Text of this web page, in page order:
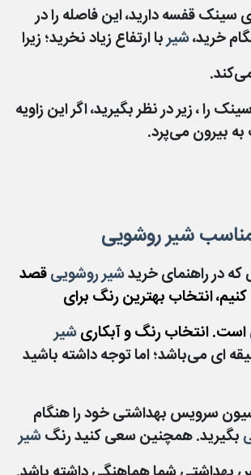
سینک قفسه دارید، این فاصله را در
خرید،شیربا ارتفاع زیاد نخرید؛ زیرا
را ، زیر در نظر بگیرید، اگر این زاویه
بیرون می‌پرد.
شیر روشویی
که در راهنمای خریدشیر روشوییقصد
کنیم، انتخاب بهترین رنگ برای
است. انتخاب رنگ و آبکاریشیر
ای می‌باشد؛ اما توجه داشته باشید
سرویس بهداشتی خود را هنگام
بگیرید. همچنین سعی کنید رنگشیر